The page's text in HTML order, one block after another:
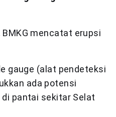
BMKG mencatat erupsi
gauge (alat pendeteksi
ada potensi
pantai sekitar Selat